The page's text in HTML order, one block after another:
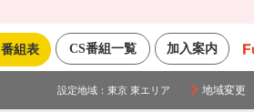
加入案内
CS番組一覧
番組表
設定地域： 東京 東エリア 地域変更